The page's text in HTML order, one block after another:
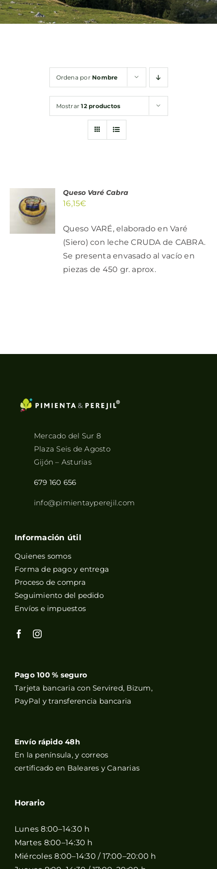
Bebidas
Ordena por Nombre
Mostrar12 productos
AL
CARRITO
/
Queso Varé Cabra
16,15€
Queso VARÉ, elaborado en Varé
(Siero) con leche CRUDA de CABRA.
Se presenta envasado al vacío en
piezas de 450 gr. aprox.
Mercado del Sur 8
Plaza Seis de Agosto
Gijón – Asturias
679 160 656
info@pimientayperejil.com
Información útil
Quienes somos
Forma de pago y entrega
Proceso de compra
Seguimiento del pedido
Envíos e impuestos
Pago 100 % seguro
Tarjeta bancaria con Servired, Bizum,
PayPal y transferencia bancaria
Envío rápido 48h
En la península, y correos
certificado en Baleares y Canarias
Horario
Lunes 8:00–14:30 h
Martes 8:00–14:30 h
Miércoles 8:00–14:30 / 17:00–20:00 h